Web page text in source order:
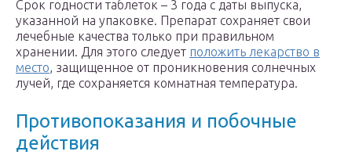
Срок годности таблеток – 3 года с даты выпуска,
указанной на упаковке. Препарат сохраняет свои
лечебные качества только при правильном
хранении. Для этого следует положить лекарство в
место, защищенное от проникновения солнечных
лучей, где сохраняется комнатная температура.
Противопоказания и побочные
действия